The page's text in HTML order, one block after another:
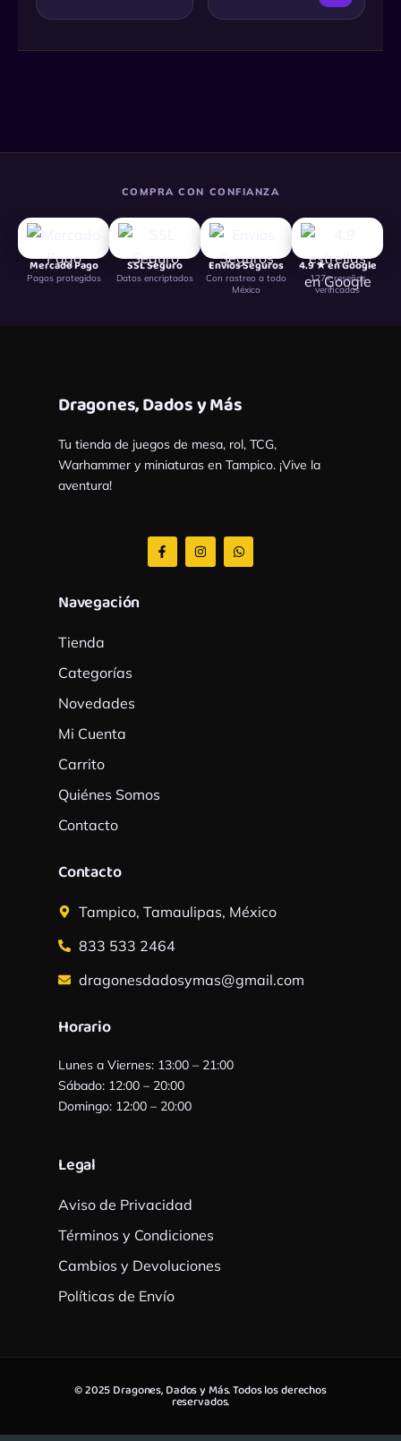
COMPRA CON CONFIANZA
Mercado Pago
Pagos protegidos
SSL Seguro
Datos encriptados
Envíos Seguros
Con rastreo a todo
México
4.9 ★ en Google
127+ reseñas
verificadas
Dragones, Dados y Más
Tu tienda de juegos de mesa, rol, TCG,
Warhammer y miniaturas en Tampico. ¡Vive la
aventura!
F
a
c
I
n
s
W
h
a
Navegación
Tienda
Categorías
Novedades
Mi Cuenta
Carrito
Quiénes Somos
Contacto
Contacto
Tampico, Tamaulipas, México
833 533 2464
dragonesdadosymas@gmail.com
Horario
Lunes a Viernes: 13:00 – 21:00
Sábado: 12:00 – 20:00
Domingo: 12:00 – 20:00
Legal
Aviso de Privacidad
Términos y Condiciones
Cambios y Devoluciones
Políticas de Envío
© 2025 Dragones, Dados y Más. Todos los derechos
reservados.